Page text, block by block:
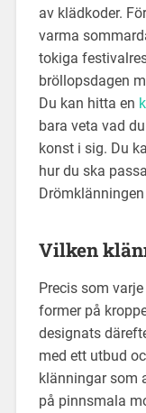
av klädkoder.
varma
tokiga
bröllopsdagen
Du kan hitta en
bara veta vad
konst i sig. Du
hur du ska
Vilken
Precis som
former på
designats
med ett utbud
klänningar som
på pinnsmala